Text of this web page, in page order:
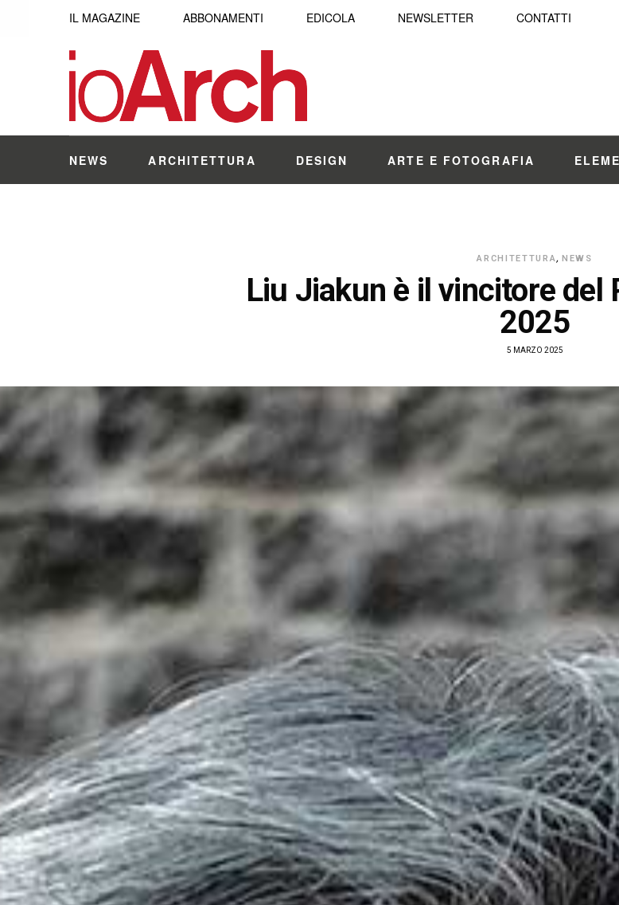
IL MAGAZINE ABBONAMENTI EDICOLA NEWSLETTER CONTATTI
NEWS ARCHITETTURA DESIGN ARTE E FOTOGRAFIA
ARCHITETTURA, NEWS
Liu Jiakun è il vincitore del
2025
5 MARZO 2025